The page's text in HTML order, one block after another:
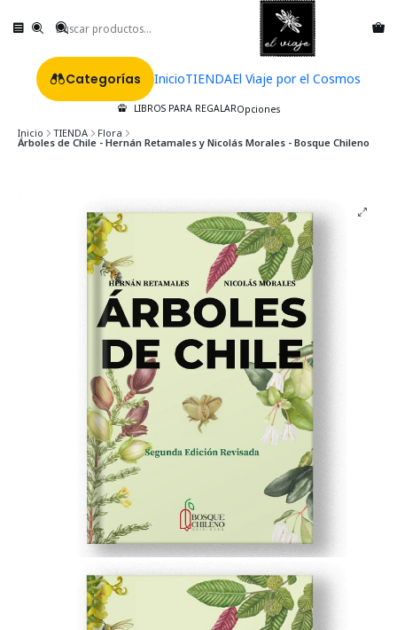
Categorías InicioTIENDAEl Viaje por el Cosmos
LIBROS PARA REGALAROpciones
Inicio TIENDA Flora
Árboles de Chile - Hernán Retamales y Nicolás Morales - Bosque Chileno